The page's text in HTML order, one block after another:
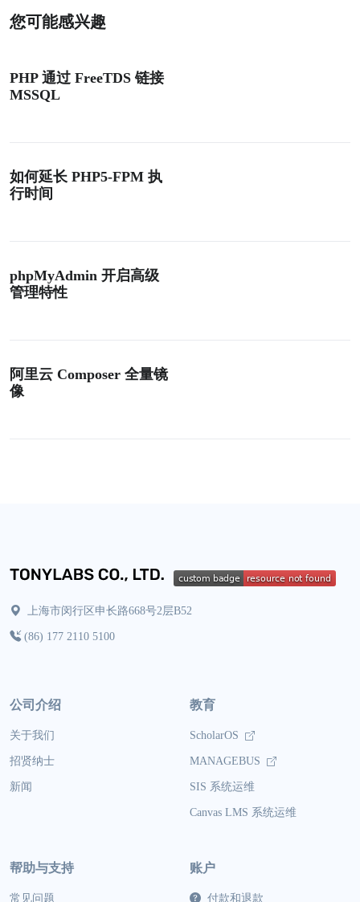
您可能感兴趣
PHP 通过 FreeTDS 链接
MSSQL
如何延长 PHP5-FPM 执
行时间
phpMyAdmin 开启高级
管理特性
阿里云 Composer 全量镜
像
上海市闵行区申长路668号2层B52
(86) 177 2110 5100
公司介绍
关于我们
招贤纳士
新闻
教育
ScholarOS
MANAGEBUS
SIS 系统运维
Canvas LMS 系统运维
帮助与支持
常见问题
账户
付款和退款